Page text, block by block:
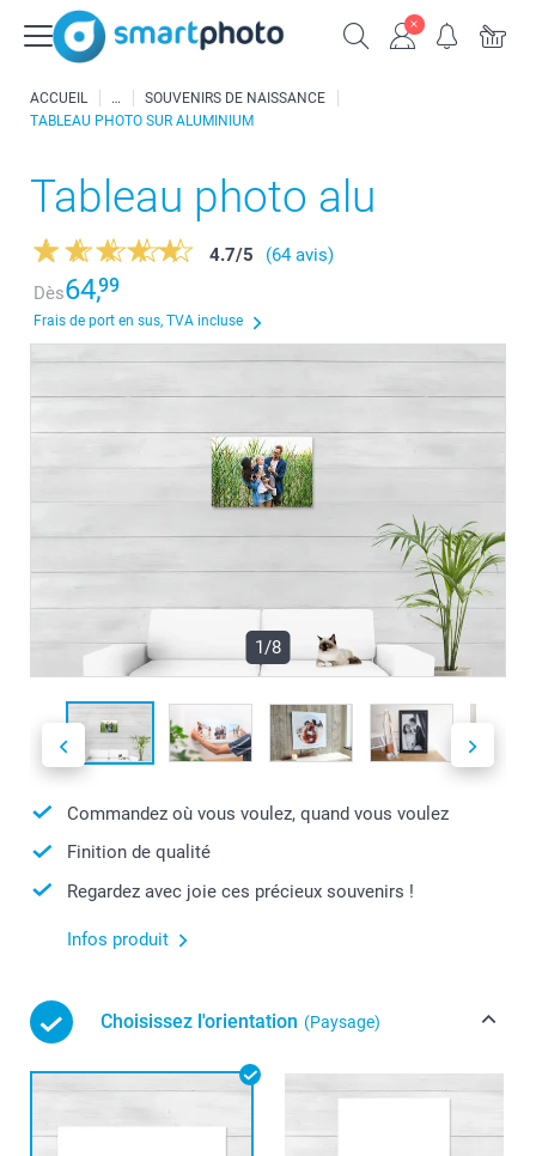
ACCUEIL
SOUVENIRS DE NAISSANCE
TABLEAU PHOTO SUR ALUMINIUM
Tableau photo alu
4.7/5
(64 avis)
Dès64,99
Frais de port en sus, TVA incluse
1/8
Commandez où vous voulez, quand vous voulez
Finition de qualité
Regardez avec joie ces précieux souvenirs !
Infos produit
Choisissez l'orientation (Paysage)